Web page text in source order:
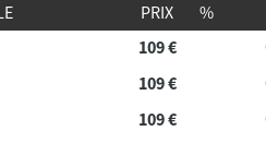
PRIX %
109 €
109 €
109 €